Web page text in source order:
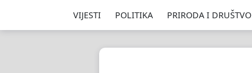
VIJESTI POLITIKA PRIRODA I DRUŠTVO